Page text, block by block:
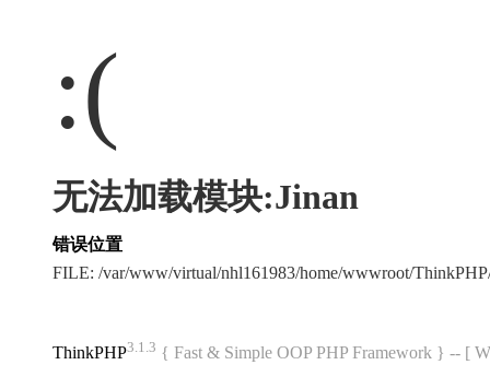
:(
无法加载模块:Jinan
错误位置
FILE: /var/www/virtual/nhl161983/home/wwwroot/
ThinkPHP3.1.3 { Fast & Simple OOP PHP Framework } -- [